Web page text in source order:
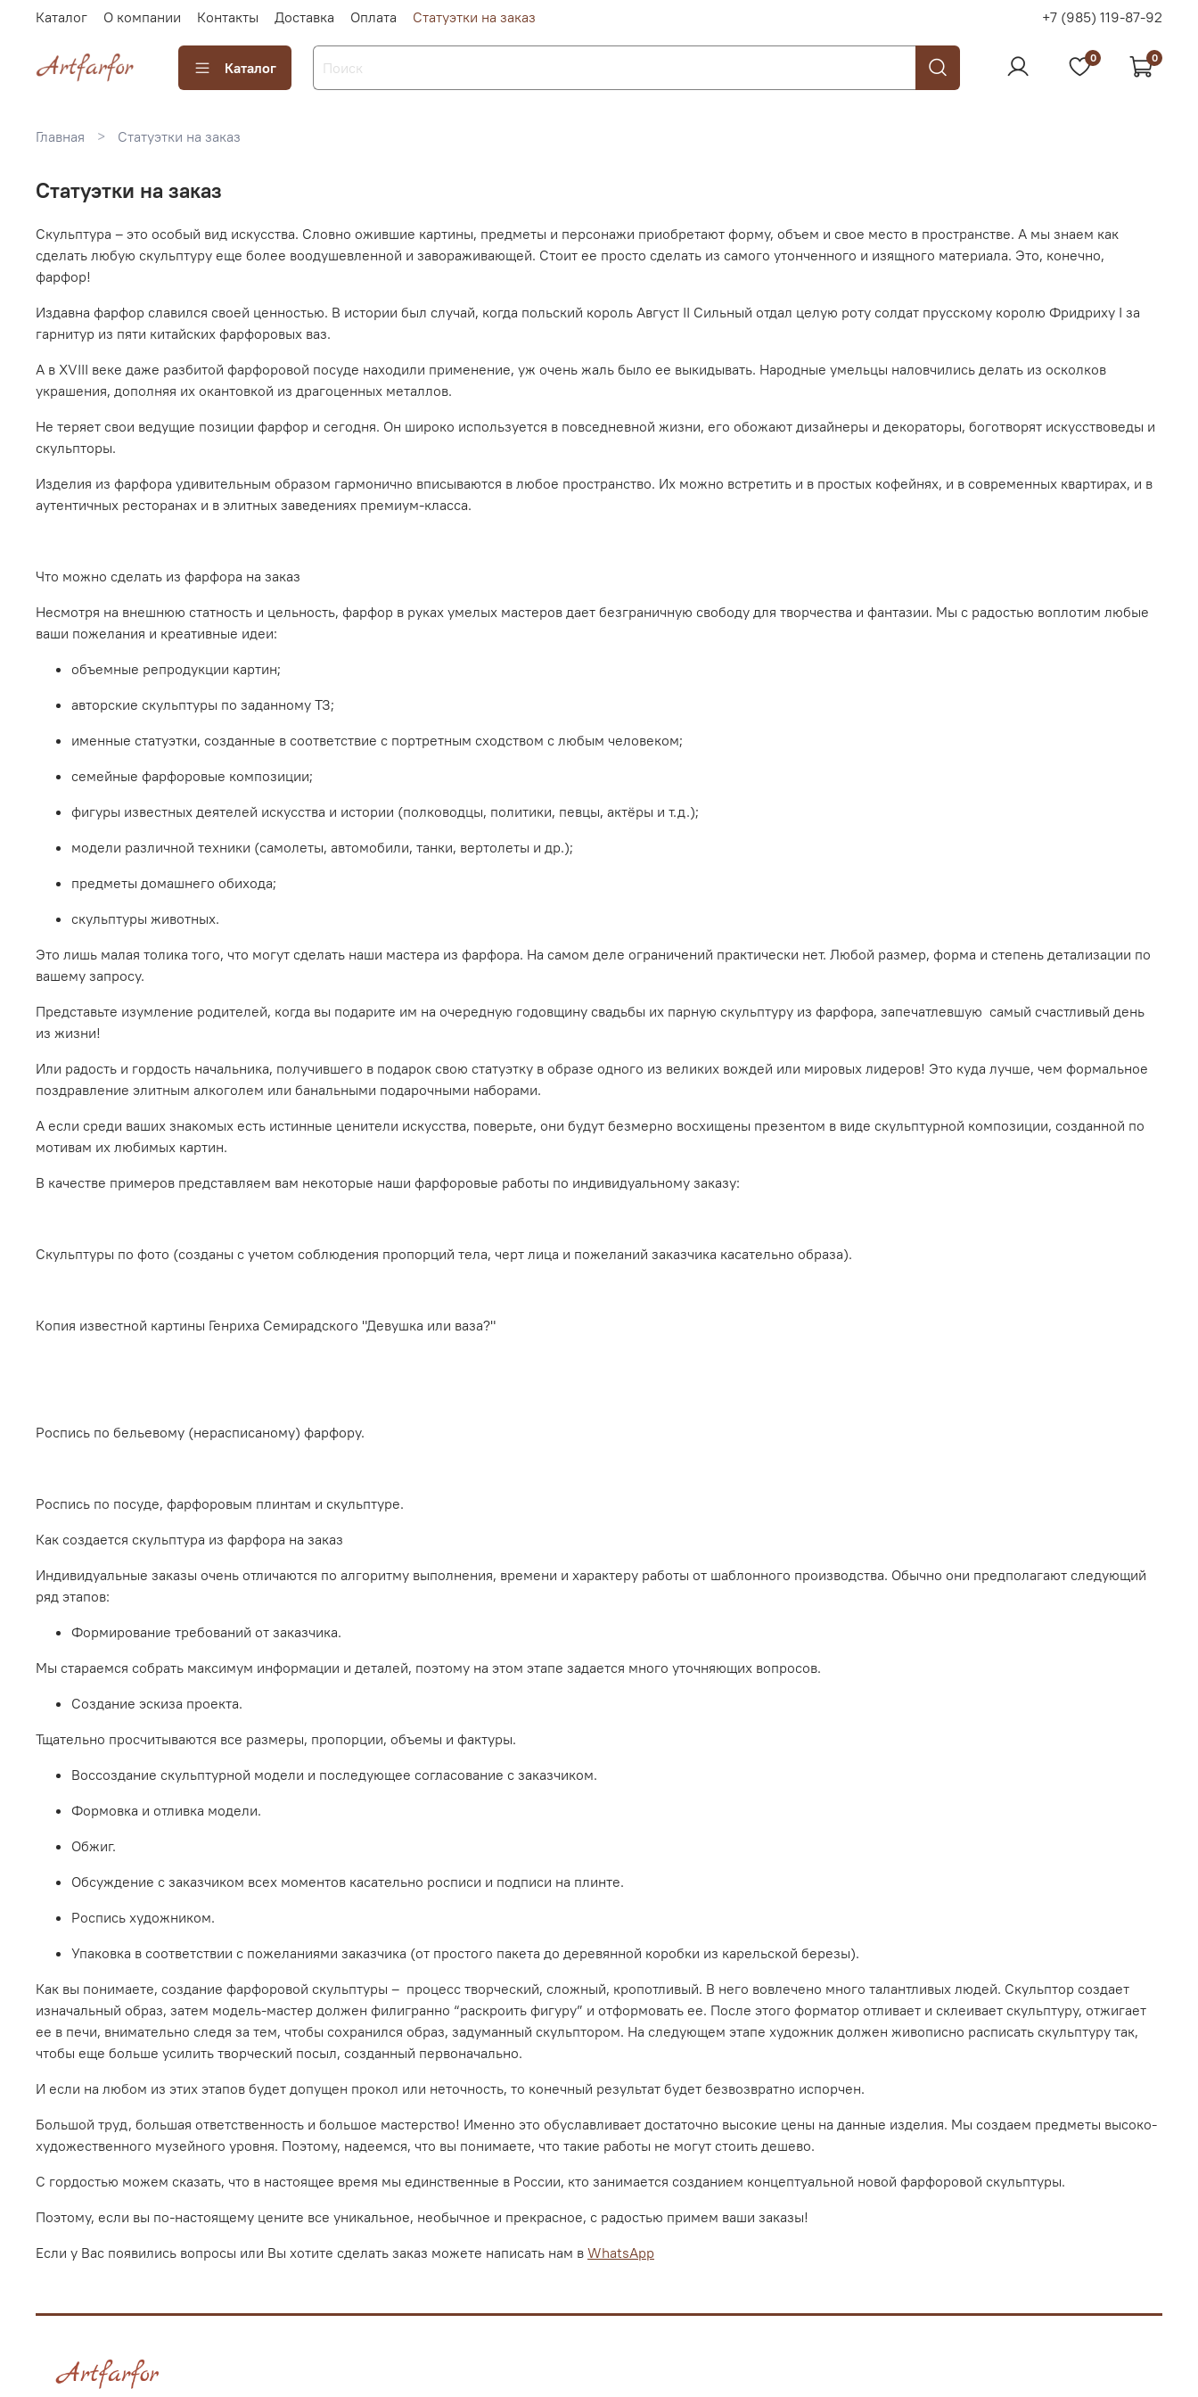
Каталог О компании Контакты Доставка Оплата Статуэтки на заказ +7 (985) 119-87-92
Каталог
0 0
Главная Статуэтки на заказ
Статуэтки на заказ
Скульптура – это особый вид искусства. Словно ожившие картины, предметы и персонажи приобретают форму, объем и свое место в пространстве. А мы знаем как
сделать любую скульптуру еще более воодушевленной и завораживающей. Стоит ее просто сделать из самого утонченного и изящного материала. Это, конечно,
фарфор!
Издавна фарфор славился своей ценностью. В истории был случай, когда польский король Август II Сильный отдал целую роту солдат прусскому королю Фридриху I за
гарнитур из пяти китайских фарфоровых ваз.
А в XVIII веке даже разбитой фарфоровой посуде находили применение, уж очень жаль было ее выкидывать. Народные умельцы наловчились делать из осколков
украшения, дополняя их окантовкой из драгоценных металлов.
Не теряет свои ведущие позиции фарфор и сегодня. Он широко используется в повседневной жизни, его обожают дизайнеры и декораторы, боготворят искусствоведы и
скульпторы.
Изделия из фарфора удивительным образом гармонично вписываются в любое пространство. Их можно встретить и в простых кофейнях, и в современных квартирах, и в
аутентичных ресторанах и в элитных заведениях премиум-класса.
Что можно сделать из фарфора на заказ
Несмотря на внешнюю статность и цельность, фарфор в руках умелых мастеров дает безграничную свободу для творчества и фантазии. Мы с радостью воплотим любые
ваши пожелания и креативные идеи:
объемные репродукции картин;
авторские скульптуры по заданному ТЗ;
именные статуэтки, созданные в соответствие с портретным сходством с любым человеком;
семейные фарфоровые композиции;
фигуры известных деятелей искусства и истории (полководцы, политики, певцы, актёры и т.д.);
модели различной техники (самолеты, автомобили, танки, вертолеты и др.);
предметы домашнего обихода;
скульптуры животных.
Это лишь малая толика того, что могут сделать наши мастера из фарфора. На самом деле ограничений практически нет. Любой размер, форма и степень детализации по
вашему запросу.
Представьте изумление родителей, когда вы подарите им на очередную годовщину свадьбы их парную скульптуру из фарфора, запечатлевшую самый счастливый день
из жизни!
Или радость и гордость начальника, получившего в подарок свою статуэтку в образе одного из великих вождей или мировых лидеров! Это куда лучше, чем формальное
поздравление элитным алкоголем или банальными подарочными наборами.
А если среди ваших знакомых есть истинные ценители искусства, поверьте, они будут безмерно восхищены презентом в виде скульптурной композиции, созданной по
мотивам их любимых картин.
В качестве примеров представляем вам некоторые наши фарфоровые работы по индивидуальному заказу:
Скульптуры по фото (созданы с учетом соблюдения пропорций тела, черт лица и пожеланий заказчика касательно образа).
Копия известной картины Генриха Семирадского "Девушка или ваза?"
Роспись по бельевому (нерасписаному) фарфору.
Роспись по посуде, фарфоровым плинтам и скульптуре.
Как создается скульптура из фарфора на заказ
Индивидуальные заказы очень отличаются по алгоритму выполнения, времени и характеру работы от шаблонного производства. Обычно они предполагают следующий
ряд этапов:
Формирование требований от заказчика.
Мы стараемся собрать максимум информации и деталей, поэтому на этом этапе задается много уточняющих вопросов.
Создание эскиза проекта.
Тщательно просчитываются все размеры, пропорции, объемы и фактуры.
Воссоздание скульптурной модели и последующее согласование с заказчиком.
Формовка и отливка модели.
Обжиг.
Обсуждение с заказчиком всех моментов касательно росписи и подписи на плинте.
Роспись художником.
Упаковка в соответствии с пожеланиями заказчика (от простого пакета до деревянной коробки из карельской березы).
Как вы понимаете, создание фарфоровой скульптуры – процесс творческий, сложный, кропотливый. В него вовлечено много талантливых людей. Скульптор создает
изначальный образ, затем модель-мастер должен филигранно “раскроить фигуру” и отформовать ее. После этого форматор отливает и склеивает скульптуру, отжигает
ее в печи, внимательно следя за тем, чтобы сохранился образ, задуманный скульптором. На следующем этапе художник должен живописно расписать скульптуру так,
чтобы еще больше усилить творческий посыл, созданный первоначально.
И если на любом из этих этапов будет допущен прокол или неточность, то конечный результат будет безвозвратно испорчен.
Большой труд, большая ответственность и большое мастерство! Именно это обуславливает достаточно высокие цены на данные изделия. Мы создаем предметы высоко-
художественного музейного уровня. Поэтому, надеемся, что вы понимаете, что такие работы не могут стоить дешево.
С гордостью можем сказать, что в настоящее время мы единственные в России, кто занимается созданием концептуальной новой фарфоровой скульптуры.
Поэтому, если вы по-настоящему цените все уникальное, необычное и прекрасное, с радостью примем ваши заказы!
Если у Вас появились вопросы или Вы хотите сделать заказ можете написать нам в WhatsApp